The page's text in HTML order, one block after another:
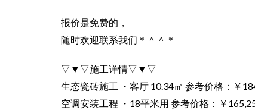
报价是免费的，
随时欢迎联系我们＊＾＾＊
▽▼▽施工详情▽▼▽
生态瓷砖施工 ・客厅 10.34㎡ 参考价格：￥
空调安装工程 ・18平米用 参考价格：￥